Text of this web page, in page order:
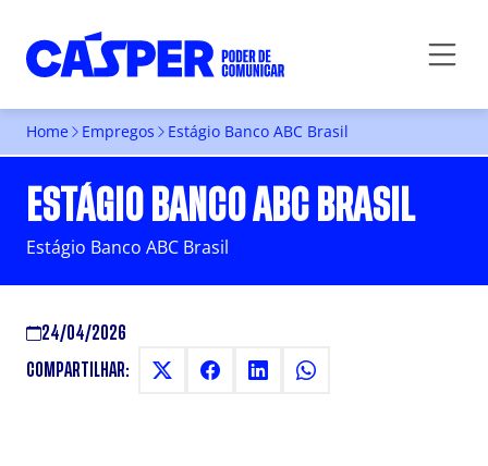
Home Empregos Estágio Banco ABC Brasil
ESTÁGIO BANCO ABC BRASIL
Estágio Banco ABC Brasil
24/04/2026
COMPARTILHAR: